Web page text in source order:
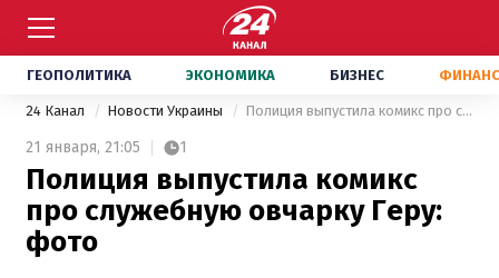
ГЕОПОЛИТИКА ЭКОНОМИКА БИЗНЕС
24 Канал Новости Украины Полиция выпустила комикс про служебную овчарку Геру: фото
21 января, 21:05 1
Полиция выпустила комикс
про служебную овчарку Геру:
фото